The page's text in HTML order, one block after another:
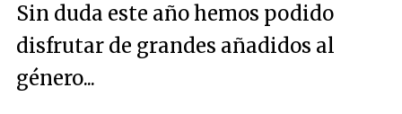
Sin duda este año hemos podido
disfrutar de grandes añadidos al
género...